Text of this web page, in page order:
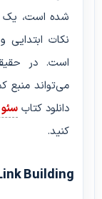
نکات ابتدایی
است. در
می‌تواند منبع
دانلود کتاب
کنید.
Building